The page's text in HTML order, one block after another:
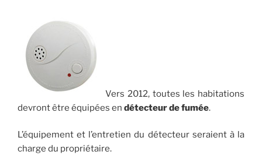
Vers 2012, toutes les habitations
devront être équipées en détecteur de fumée.
L’équipement et l’entretien du détecteur seraient à la
charge du propriétaire.